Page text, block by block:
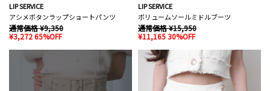
LIP SERVICE
アシメボタンラップショートパンツ
通常価格 ¥9,350
¥3,272 65%OFF
LIP SERVICE
ボリュームソールミドルブーツ
通常価格 ¥15,950
¥11,165 30%OFF